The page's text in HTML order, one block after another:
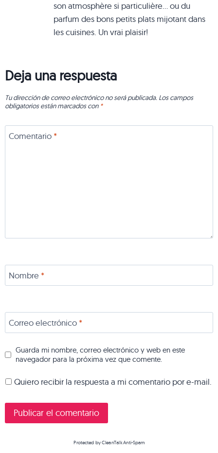
son atmosphère si particulière... ou du
parfum des bons petits plats mijotant dans
les cuisines. Un vrai plaisir!
Deja una respuesta
Tu dirección de correo electrónico no será publicada. Los campos
obligatorios están marcados con *
Comentario *
Nombre *
Correo electrónico *
Guarda mi nombre, correo electrónico y web en este
navegador para la próxima vez que comente.
Quiero recibir la respuesta a mi comentario por e-mail.
Protected byCleanTalk Anti-Spam